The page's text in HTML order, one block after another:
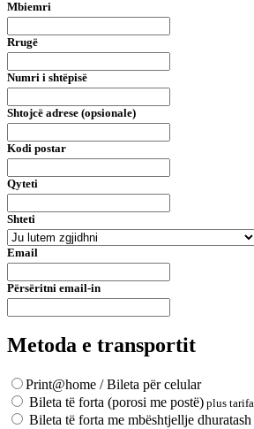
Mbiemri
Rrugë
Numri i shtëpisë
Shtojcë adrese (opsionale)
Kodi postar
Qyteti
Shteti
Email
Përsëritni email-in
Metoda e transportit
Print@home / Bileta për celular
Bileta të forta (porosi me postë) plus
Bileta të forta me mbështjellje